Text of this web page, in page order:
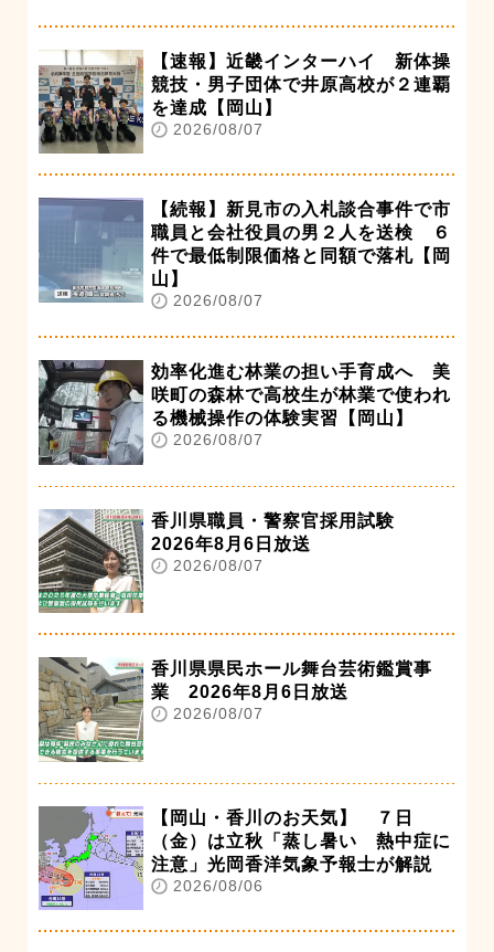
【速報】近畿インターハイ 新体操
競技・男子団体で井原高校が２連覇
を達成【岡山】
2026/08/07
【続報】新見市の入札談合事件で市
職員と会社役員の男２人を送検 ６
件で最低制限価格と同額で落札【岡
山】
2026/08/07
効率化進む林業の担い手育成へ 美
咲町の森林で高校生が林業で使われ
る機械操作の体験実習【岡山】
2026/08/07
香川県職員・警察官採用試験
2026年8月6日放送
2026/08/07
香川県県民ホール舞台芸術鑑賞事
業 2026年8月6日放送
2026/08/07
【岡山・香川のお天気】 ７日
（金）は立秋「蒸し暑い 熱中症に
注意」光岡香洋気象予報士が解説
2026/08/06